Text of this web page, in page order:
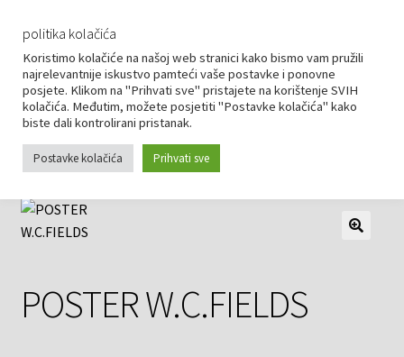
MENU
Početna DEKORACIJE / POKLONI
POSTER
POSTER W.C.FIELDS
POSTER W.C.FIELDS
politika kolačića
Koristimo kolačiće na našoj web stranici kako bismo vam pružili
najrelevantnije iskustvo pamteći vaše postavke i ponovne
posjete. Klikom na "Prihvati sve" pristajete na korištenje SVIH
kolačića. Međutim, možete posjetiti "Postavke kolačića" kako
biste dali kontrolirani pristanak.
Postavke kolačića Prihvati sve